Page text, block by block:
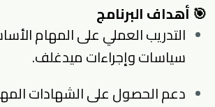
🎯أهداف البرنامج
التدريب العملي على المهام
سياسات وإجراءات ميدغلف.
دعم الحصول على الشهادات